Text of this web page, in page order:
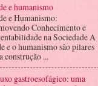
e humanismo
e Humanismo:
Conhecimento e
na Sociedade A
e o humanismo são pilares
construção ...
gastroesofágico: uma